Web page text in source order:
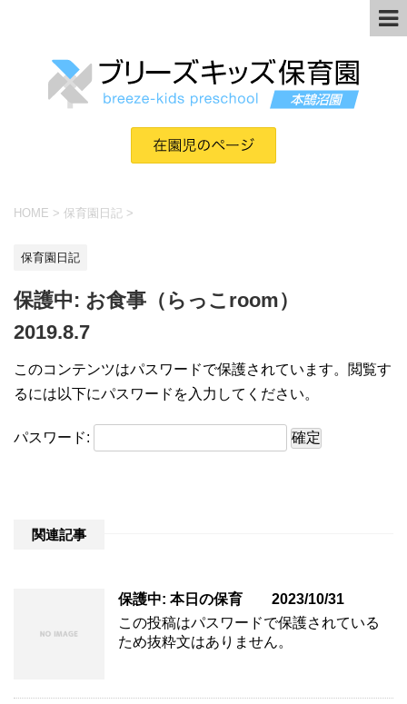
HOME > 保育園日記 >
保育園日記
保護中: お食事（らっこroom）
2019.8.7
このコンテンツはパスワードで保護されています。閲覧す
るには以下にパスワードを入力してください。
パスワード:
関連記事
保護中: 本日の保育 2023/10/31
この投稿はパスワードで保護されている
ため抜粋文はありません。